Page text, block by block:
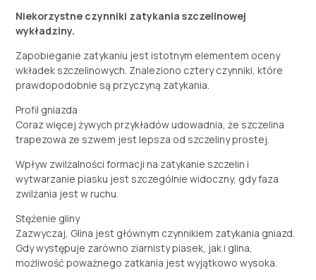
Niekorzystne czynniki zatykania szczelinowej
wykładziny.
Zapobieganie zatykaniu jest istotnym elementem oceny
wkładek szczelinowych. Znaleziono cztery czynniki, które
prawdopodobnie są przyczyną zatykania.
Profil gniazda
Coraz więcej żywych przykładów udowadnia, że ​​szczelina
trapezowa ze szwem jest lepsza od szczeliny prostej.
Wpływ zwilżalności formacji na zatykanie szczelin i
wytwarzanie piasku jest szczególnie widoczny, gdy faza
zwilżania jest w ruchu.
Stężenie gliny
Zazwyczaj, Glina jest głównym czynnikiem zatykania gniazd.
Gdy występuje zarówno ziarnisty piasek, jak i glina,
możliwość poważnego zatkania jest wyjątkowo wysoka.